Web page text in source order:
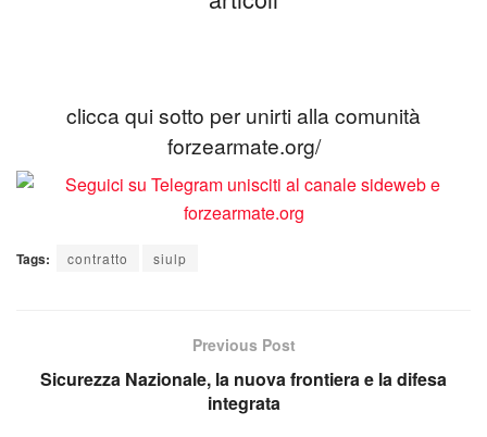
clicca qui sotto per unirti alla comunità
forzearmate.org/
Tags: contratto siulp
Previous Post
Sicurezza Nazionale, la nuova frontiera e la difesa
integrata